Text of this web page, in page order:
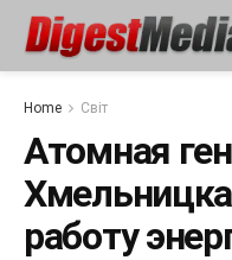
Home Світ
Атомная
работу